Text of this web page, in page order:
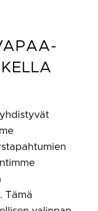
Tämä